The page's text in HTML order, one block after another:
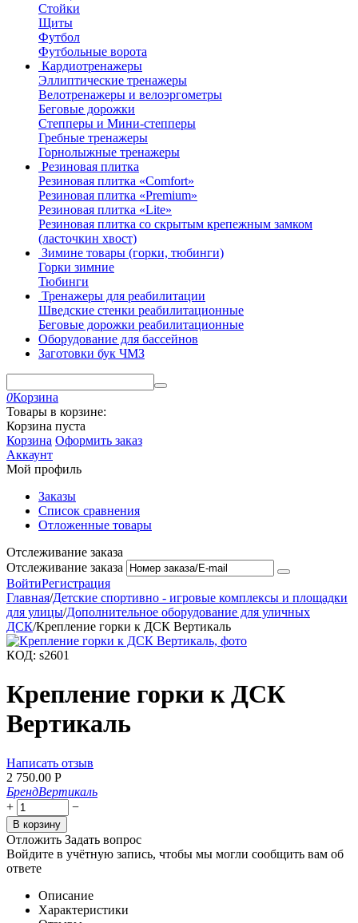
Стойки
Щиты
Футбол
Футбольные ворота
Кардиотренажеры
Эллиптические тренажеры
Велотренажеры и велоэргометры
Беговые дорожки
Степперы и Мини-степперы
Гребные тренажеры
Горнолыжные тренажеры
Резиновая плитка
Резиновая плитка «Comfort»
Резиновая плитка «Premium»
Резиновая плитка «Lite»
Резиновая плитка со скрытым крепежным замком
(ласточкин хвост)
Зимине товары (горки, тюбинги)
Горки зимние
Тюбинги
Тренажеры для реабилитации
Шведские стенки реабилитационные
Беговые дорожки реабилитационные
Оборудование для бассейнов
Заготовки бук ЧМЗ
0Корзина
Товары в корзине:
Корзина пуста
Корзина Оформить заказ
Аккаунт
Мой профиль
Заказы
Список сравнения
Отложенные товары
Отслеживание заказа
Отслеживание заказа
ВойтиРегистрация
Главная/Детские спортивно - игровые комплексы и площадки
для улицы/Дополнительное оборудование для уличных
ДСК/Крепление горки к ДСК Вертикаль
КОД: s2601
Крепление горки к ДСК
Вертикаль
Написать отзыв
2 750.00 Р
БрендВертикаль
+
−
В корзину
Отложить Задать вопрос
Войдите в учётную запись, чтобы мы могли сообщить вам об
ответе
Описание
Характеристики